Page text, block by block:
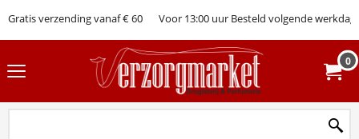
Gratis verzending vanaf € 60 Voor 13:00 uur Besteld volgende werkdag
0